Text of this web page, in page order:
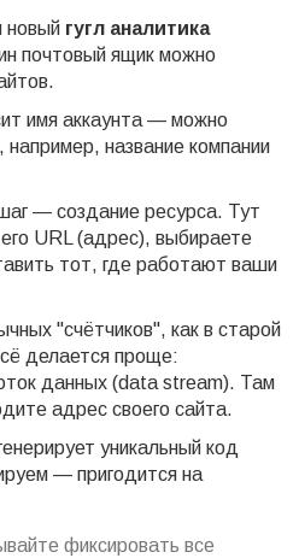
новый гугл аналитика
почтовый ящик можно
имя аккаунта — можно
название компании
— создание ресурса. Тут
URL (адрес), выбираете
тот, где работают ваши
"счётчиков", как в старой
делается проще:
данных (data stream). Там
адрес своего сайта.
уникальный код
— пригодится на
фиксировать все